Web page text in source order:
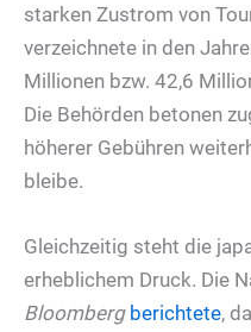
starken Zustrom von
verzeichnete in den
Millionen bzw. 42,6
Die Behörden betonen
höherer Gebühren
bleibe.
Gleichzeitig steht die
erheblichem Druck. Die
Bloomberg berichtete,